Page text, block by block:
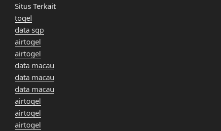
Situs Terkait
togel
data sgp
airtogel
airtogel
data macau
data macau
data macau
airtogel
airtogel
airtogel